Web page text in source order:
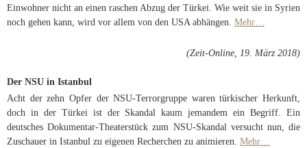
Einwohner nicht an einen raschen Abzug der Türkei. Wie weit sie in Syrien
noch gehen kann, wird vor allem von den USA abhängen. Mehr…
(Zeit-Online, 19. März 2018)
Der NSU in Istanbul
Acht der zehn Opfer der NSU-Terrorgruppe waren türkischer Herkunft,
doch in der Türkei ist der Skandal kaum jemandem ein Begriff. Ein
deutsches Dokumentar-Theaterstück zum NSU-Skandal versucht nun, die
Zuschauer in Istanbul zu eigenen Recherchen zu animieren. Mehr…